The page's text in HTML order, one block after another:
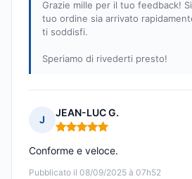
Grazie mille per il tuo feedback!
tuo ordine sia arrivato
ti soddisfi.
Speriamo di rivederti presto!
J
JEAN-LUC G.
Nota: 5 su 5
Pubblicato il 08/09/2025 à 07h52
Conforme e veloce.